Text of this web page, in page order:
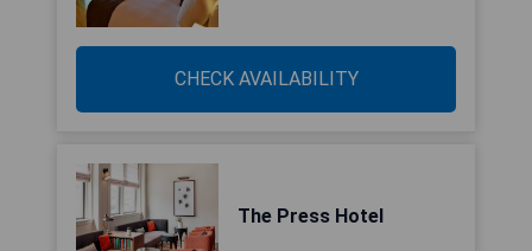
CHECK AVAILABILITY
The Press Hotel